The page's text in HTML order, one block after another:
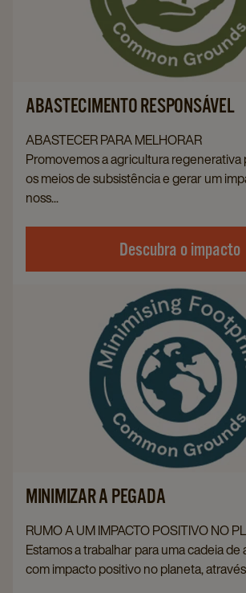
ABASTECIMENTO RESPONSÁVEL
ABASTECER PARA MELHORAR
Promovemos a agricultura regenerativa
os meios de subsistência e gerar um
noss...
Descubra o impacto
MINIMIZAR A PEGADA
RUMO A UM IMPACTO POSITIVO NO
Estamos a trabalhar para uma cadeia
com impacto positivo no planeta, através